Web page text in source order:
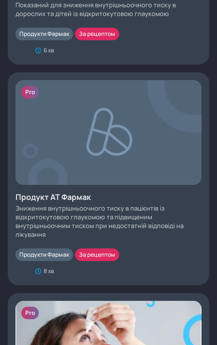
Показаний для зниження внутрішньоочного тиску в
дорослих та дітей із відкритокутовою глаукомою
Продукти Фармак
За рецептом
6 хв
Pro
Продукт АТ Фармак
Зниження внутрішньоочного тиску в пацієнтів із
відкритокутовою глаукомою та підвищеним
внутрішньоочним тиском при недостатній відповіді на
лікування
Продукти Фармак
За рецептом
8 хв
Pro